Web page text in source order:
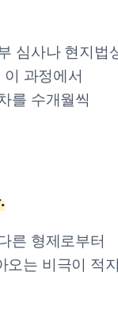
심사나 현지법
과정에서
를 수개월씩
른 형제로부터
오는 비극이 적